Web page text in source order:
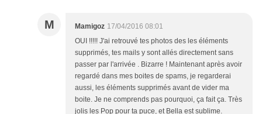
M Mamigoz 17/04/2016 08:01
OUI !!!!! J'ai retrouvé tes photos des les éléments
supprimés, tes mails y sont allés directement sans
passer par l'arrivée . Bizarre ! Maintenant après avoir
regardé dans mes boites de spams, je regarderai
aussi, les éléments supprimés avant de vider ma
boite. Je ne comprends pas pourquoi, ça fait ça. Très
jolis les Pop pour ta puce, et Bella est sublime.